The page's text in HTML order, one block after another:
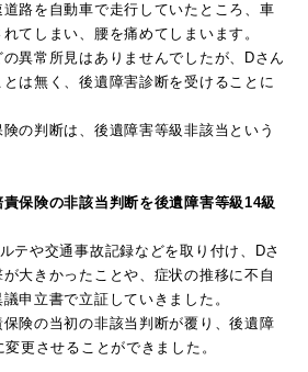
路を自動車で走行していたところ、車
てしまい、腰を痛めてしまいます。
異常所見はありませんでしたが、Dさん
は無く、後遺障害診断を受けることに
の判断は、後遺障害等級非該当という
保険の非該当判断を後遺障害等級14級
テや交通事故記録などを取り付け、Dさ
大きかったことや、症状の推移に不自
申立書で立証していきました。
険の当初の非該当判断が覆り、後遺障
更させることができました。